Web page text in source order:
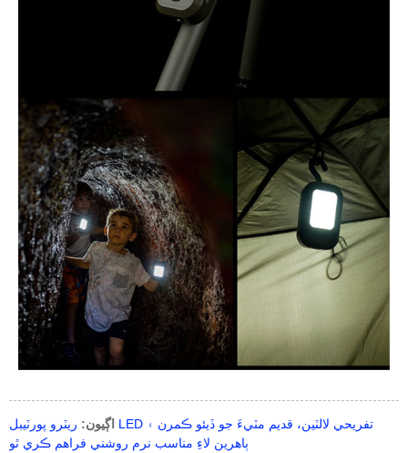
اڳيون: ريٽرو پورٽيبل LED تفريحي لالٽين، قديم مٽيءَ جو ڏيئو ڪمرن ۽
ٻاهرين لاءِ مناسب نرم روشني فراهم ڪري ٿو